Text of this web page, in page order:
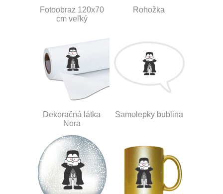
Fotoobraz 120x70
cm veľký
Rohožka
Dekoračná látka
Nora
Samolepky bublina